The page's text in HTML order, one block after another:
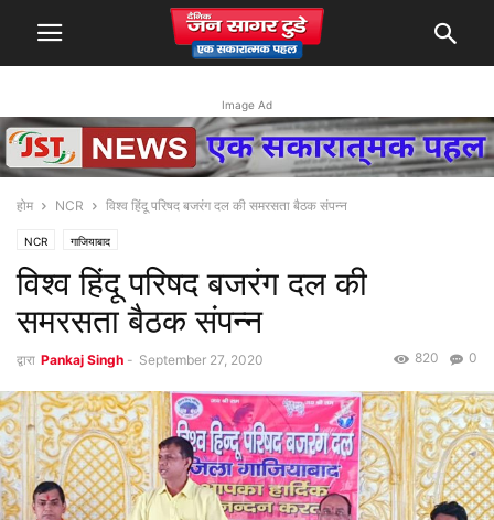
Image Ad
होम NCR विश्व हिंदू परिषद बजरंग दल की समरसता बैठक संपन्न
NCR गाजियाबाद
विश्व हिंदू परिषद बजरंग दल की
समरसता बैठक संपन्न
द्वारा Pankaj Singh - September 27, 2020 0
820